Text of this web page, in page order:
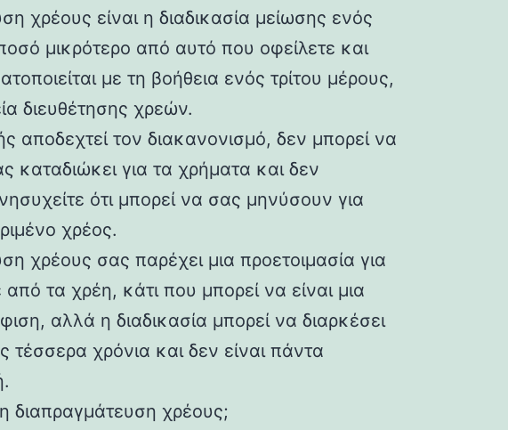
χρέους είναι η διαδικασία μείωσης ενός
μικρότερο από αυτό που οφείλετε και
με τη βοήθεια ενός τρίτου μέρους,
διευθέτησης χρεών.
αποδεχτεί τον διακανονισμό, δεν μπορεί να
καταδιώκει για τα χρήματα και δεν
ότι μπορεί να σας μηνύσουν για
χρέος.
χρέους σας παρέχει μια προετοιμασία για
τα χρέη, κάτι που μπορεί να είναι μια
αλλά η διαδικασία μπορεί να διαρκέσει
τέσσερα χρόνια και δεν είναι πάντα
διαπραγμάτευση χρέους;